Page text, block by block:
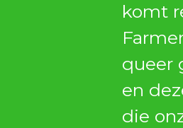
komt
queer
en
die